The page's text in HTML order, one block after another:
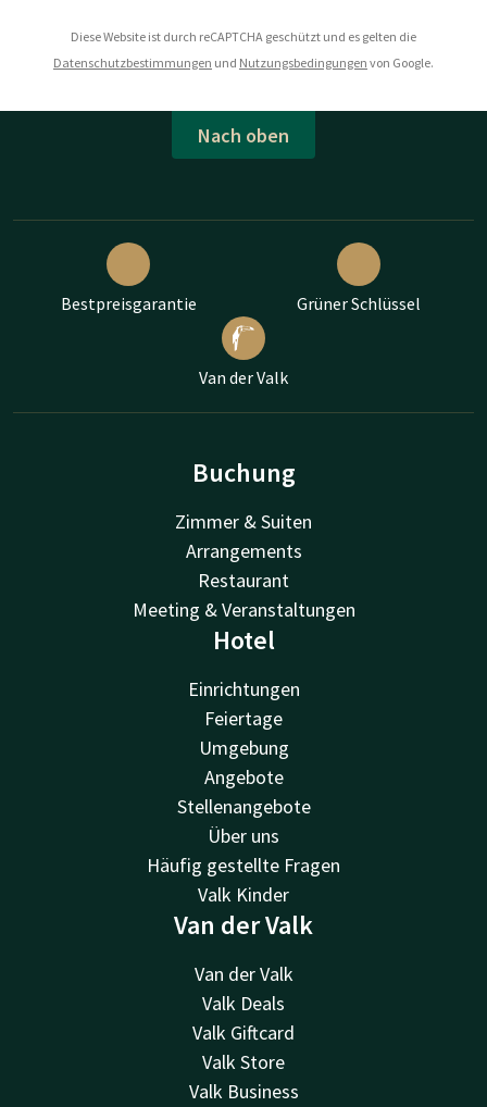
Diese Website ist durch reCAPTCHA geschützt und es gelten die
Datenschutzbestimmungen und Nutzungsbedingungen von Google.
Nach oben
Bestpreisgarantie Grüner Schlüssel
Van der Valk
Buchung
Zimmer & Suiten
Arrangements
Restaurant
Meeting & Veranstaltungen
Hotel
Einrichtungen
Feiertage
Umgebung
Angebote
Stellenangebote
Über uns
Häufig gestellte Fragen
Valk Kinder
Van der Valk
Van der Valk
Valk Deals
Valk Giftcard
Valk Store
Valk Business